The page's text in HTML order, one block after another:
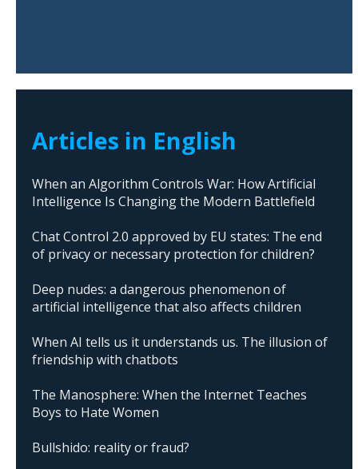
Articles in English
When an Algorithm Controls War: How Artificial
Intelligence Is Changing the Modern Battlefield
Chat Control 2.0 approved by EU states: The end
of privacy or necessary protection for children?
Deep nudes: a dangerous phenomenon of
artificial intelligence that also affects children
When AI tells us it understands us. The illusion of
friendship with chatbots
The Manosphere: When the Internet Teaches
Boys to Hate Women
Bullshido: reality or fraud?